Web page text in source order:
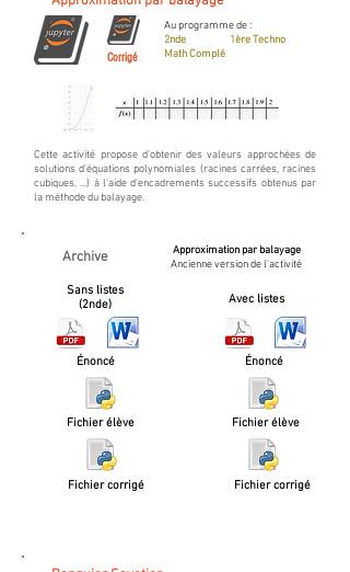
Corrigé
Au programme de :
2nde 1ère Techno
Math Complé
Cette activité propose d'obtenir des valeurs approchées de
solutions d'équations polynomiales (racines carrées, racines
cubiques, ...) à l'aide d'encadrements successifs obtenus par
la méthode du balayage.
Archive
Approximation par balayage
Ancienne version de l'activité
Sans listes
(2nde)
Énoncé
Fichier élève
Fichier corrigé
Avec listes
Énoncé
Fichier élève
Fichier corrigé